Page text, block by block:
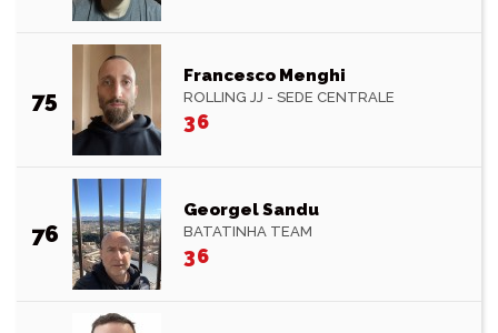
75
Francesco Menghi
ROLLING JJ - SEDE CENTRALE
36
76
Georgel Sandu
BATATINHA TEAM
36